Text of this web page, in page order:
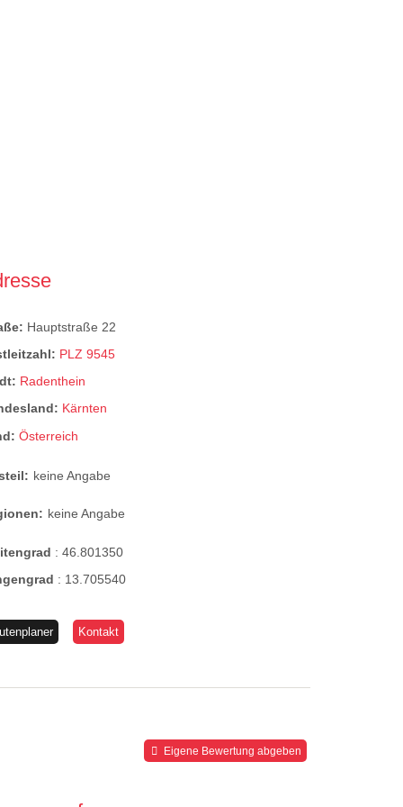
Hauptstraße 22
PLZ 9545
Radenthein
Kärnten
Österreich
keine Angabe
keine Angabe
:46.801350
: 13.705540
Kontakt
Eigene Bewertung abgeben